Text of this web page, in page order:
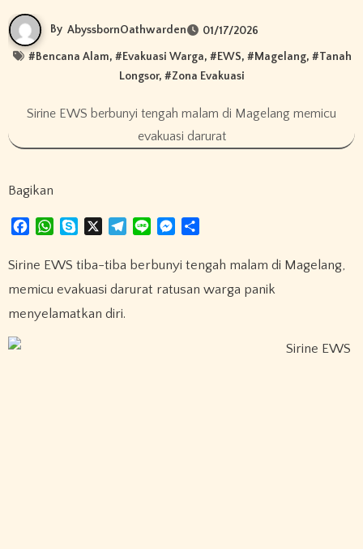
By AbyssbornOathwarden 01/17/2026
#Bencana Alam, #Evakuasi Warga, #EWS, #Magelang, #Tanah
Longsor, #Zona Evakuasi
Sirine EWS berbunyi tengah malam di Magelang memicu
evakuasi darurat
Bagikan
c
b
o
W
a
s
A
y
p
e
g
n
M
s
e
a
e
Sirine EWS tiba-tiba berbunyi tengah malam di Magelang,
memicu evakuasi darurat ratusan warga panik
menyelamatkan diri.